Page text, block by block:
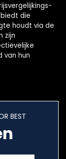
die
houdt via de
zijn
van hun
BEST